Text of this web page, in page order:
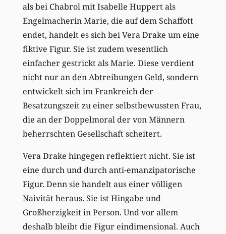
als bei Chabrol mit Isabelle Huppert als
Engelmacherin Marie, die auf dem Schaffott
endet, handelt es sich bei Vera Drake um eine
fiktive Figur. Sie ist zudem wesentlich
einfacher gestrickt als Marie. Diese verdient
nicht nur an den Abtreibungen Geld, sondern
entwickelt sich im Frankreich der
Besatzungszeit zu einer selbstbewussten Frau,
die an der Doppelmoral der von Männern
beherrschten Gesellschaft scheitert.
Vera Drake hingegen reflektiert nicht. Sie ist
eine durch und durch anti-emanzipatorische
Figur. Denn sie handelt aus einer völligen
Naivität heraus. Sie ist Hingabe und
Großherzigkeit in Person. Und vor allem
deshalb bleibt die Figur eindimensional. Auch